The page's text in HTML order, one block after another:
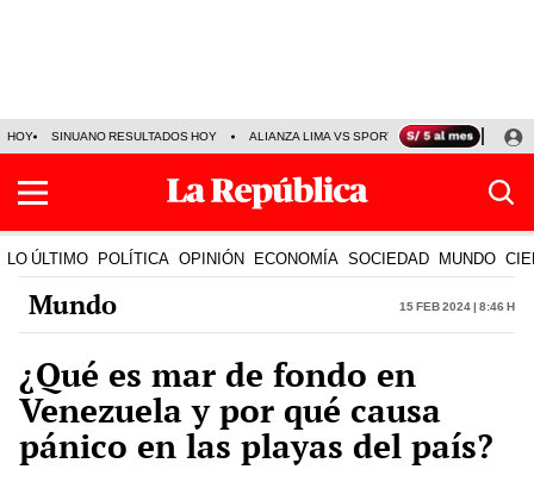
HOY SINUANO RESULTADOS HOY ALIANZA LIMA VS SPORT BOYS JORGE
LO ÚLTIMO POLÍTICA OPINIÓN ECONOMÍA SOCIEDAD MUNDO
Mundo 15 Feb 2024 | 8:46 h
¿Qué es mar de fondo en
Venezuela y por qué causa
pánico en las playas del país?